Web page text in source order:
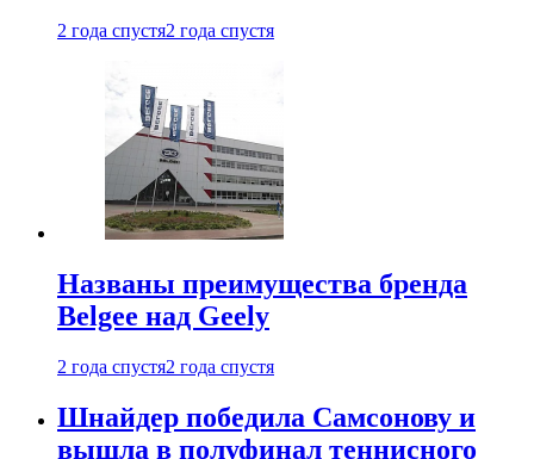
2 года спустя2 года спустя
Названы преимущества бренда
Belgee над Geely
2 года спустя2 года спустя
Шнайдер победила Самсонову и
вышла в полуфинал теннисного